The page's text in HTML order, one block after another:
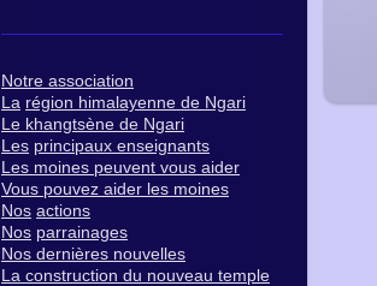
Notre association
La région himalayenne de Ngari
Le khangtsène de Ngari
Les principaux enseignants
Les moines peuvent vous aider
Vous pouvez aider les moines
Nos actions
Nos parrainages
Nos dernières nouvelles
La construction du nouveau temple